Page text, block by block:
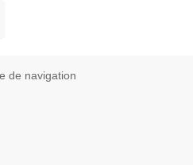
de navigation